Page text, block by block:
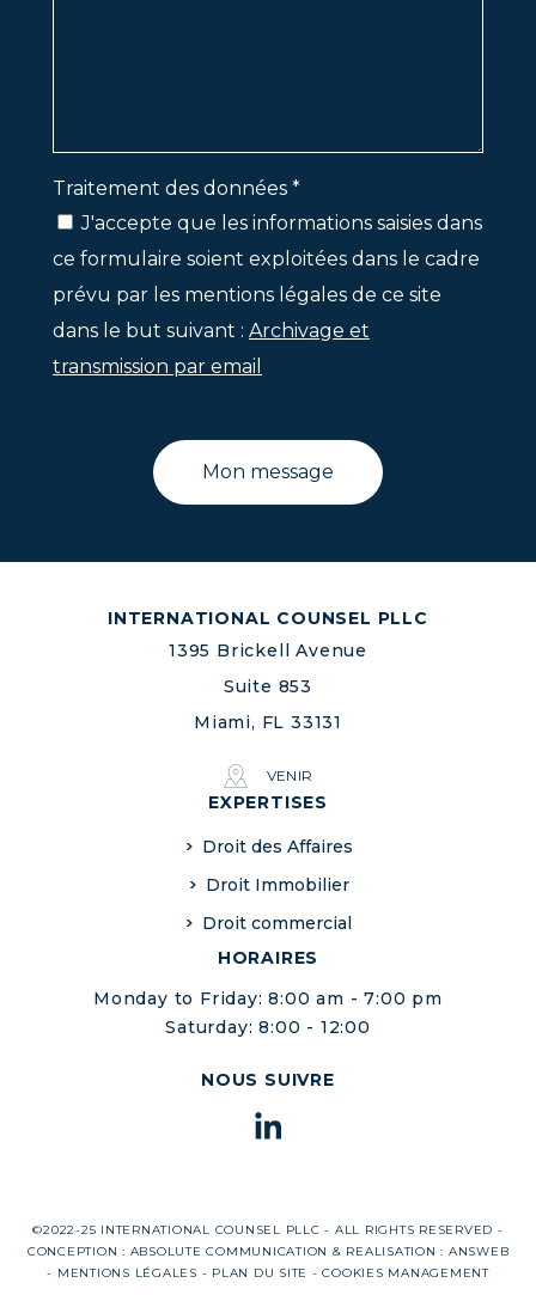
Traitement des données *
J'accepte que les informations saisies dans
ce formulaire soient exploitées dans le cadre
prévu par les mentions légales de ce site
dans le but suivant : Archivage et
transmission par email
INTERNATIONAL COUNSEL PLLC
1395 Brickell Avenue
Suite 853
Miami, FL 33131
VENIR
EXPERTISES
Droit des Affaires
Droit Immobilier
Droit commercial
HORAIRES
Monday to Friday: 8:00 am - 7:00 pm
Saturday: 8:00 - 12:00
NOUS SUIVRE
©2022-25 INTERNATIONAL COUNSEL PLLC - ALL RIGHTS RESERVED -
CONCEPTION : ABSOLUTE COMMUNICATION & REALISATION : ANSWEB
- MENTIONS LÉGALES - PLAN DU SITE -COOKIES MANAGEMENT